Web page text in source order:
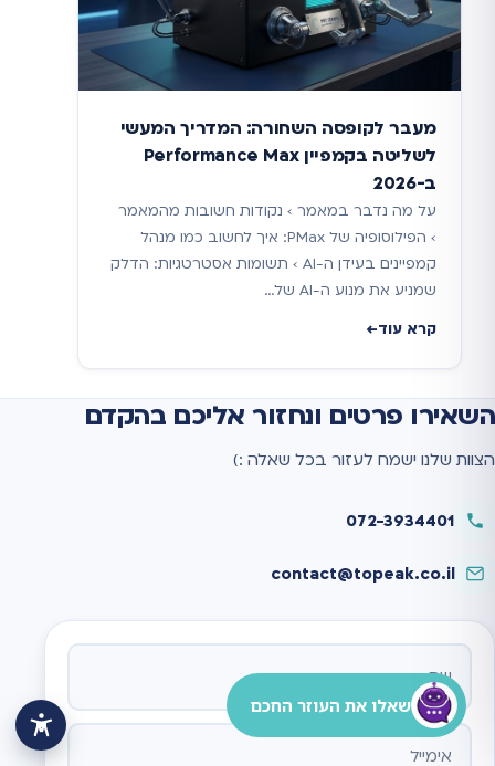
מעבר לקופסה השחורה: המדריך המעשי
לשליטה בקמפיין Performance Max
ב-2026
על מה נדבר במאמר › נקודות חשובות מהמאמר
› הפילוסופיה של PMax: איך לחשוב כמו מנהל
קמפיינים בעידן ה-AI › תשומות אסטרטגיות: הדלק
שמניע את מנוע ה-AI של…
קרא עוד
השאירו פרטים ונחזור אליכם בהקדם
הצוות שלנו ישמח לעזור בכל שאלה :)
072-3934401
contact@topeak.co.il
אתר
שאלו את העוזר החכם